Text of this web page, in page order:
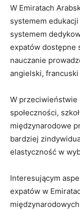
W⁤ Emiratach
systemem
systemem
expatów dostępne
nauczanie
angielski,
W przeciwieństwie‌
społeczności,
międzynarodowe
bardziej
elastyczność w
Interesującym
expatów w